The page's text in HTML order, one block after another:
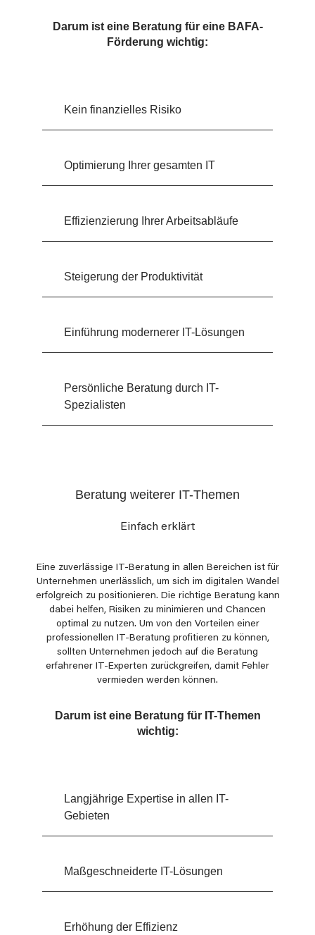
Darum ist eine Beratung für eine BAFA-
Förderung wichtig:
Kein finanzielles Risiko
Optimierung Ihrer gesamten IT
Effizienzierung Ihrer Arbeitsabläufe
Steigerung der Produktivität
Einführung modernerer IT-Lösungen
Persönliche Beratung durch IT-
Spezialisten
Beratung weiterer IT-Themen
Einfach erklärt
Eine zuverlässige IT-Beratung in allen Bereichen ist für
Unternehmen unerlässlich, um sich im digitalen Wandel
erfolgreich zu positionieren. Die richtige Beratung kann
dabei helfen, Risiken zu minimieren und Chancen
optimal zu nutzen. Um von den Vorteilen einer
professionellen IT-Beratung profitieren zu können,
sollten Unternehmen jedoch auf die Beratung
erfahrener IT-Experten zurückgreifen, damit Fehler
vermieden werden können.
Darum ist eine Beratung für IT-Themen
wichtig:
Langjährige Expertise in allen IT-
Gebieten
Maßgeschneiderte IT-Lösungen
Erhöhung der Effizienz